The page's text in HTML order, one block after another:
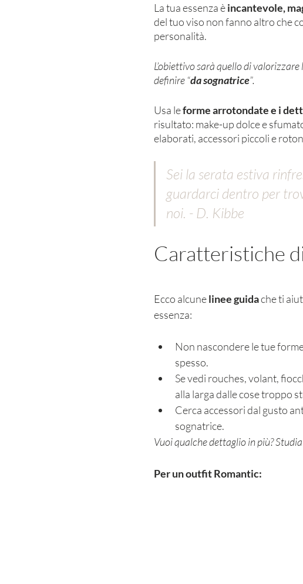
La tua essenza è incantevole,
del tuo viso non fanno altro che
personalità.
L’obiettivo sarà quello di
definire “da sognatrice”.
Usa le forme arrotondate e i
risultato: make-up dolce e
elaborati, accessori piccoli e
Sei la serata estiva
guardarci dentro per
noi. - D. Kibbe
Caratteristiche
Ecco alcune linee guida che ti
essenza:
Non nascondere le tue
spesso.
Se vedi rouches, volant,
alla larga dalle cose troppo
Cerca accessori dal gusto
sognatrice.
Vuoi qualche dettaglio in più?
Per un outfit Romantic: